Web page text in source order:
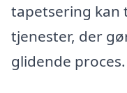
tapetsering kan
tjenester, der
glidende proces.